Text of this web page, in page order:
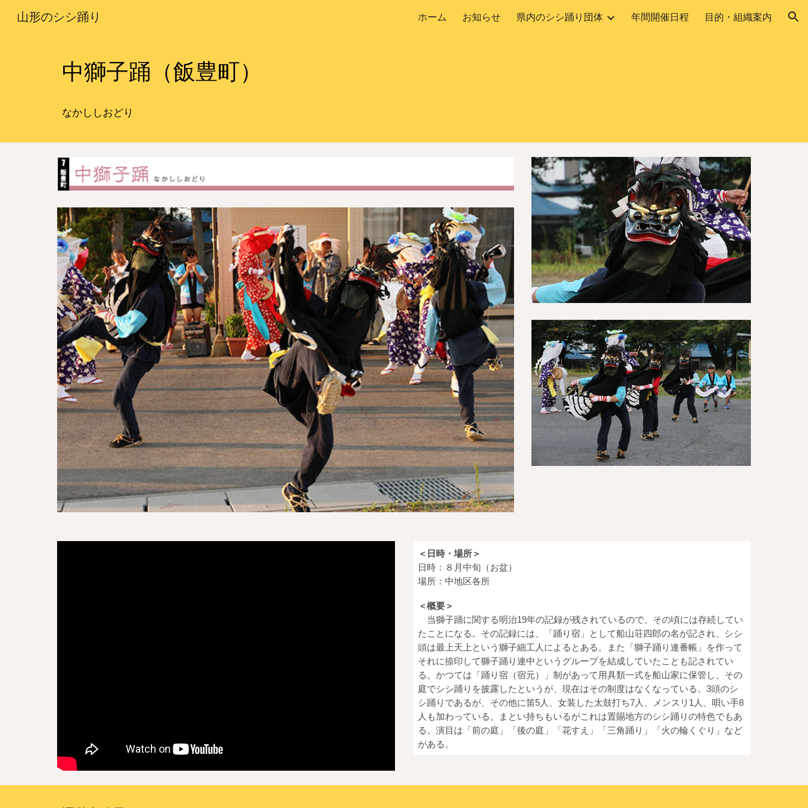
Skip to navigation
山形のシシ踊り ホーム お知らせ 県内のシシ踊り団体 年間開催日程 目的・組織案内
中獅子踊（飯豊町）
なかししおどり
＜日時・場所＞
日時： ８月中旬（お盆）
場所： 中地区各所
＜概要＞
当獅子踊に関する明治19年の記録が残されているので、その頃には存続してい
たことになる。その記録には、「踊り宿」として船山荘四郎の名が記され、シシ
頭は最上天上という獅子細工人によるとある。また「獅子踊り連番帳」を作って
それに捺印して獅子踊り連中というグループを結成していたことも記されてい
る。かつては「踊り宿（宿元）」制があって用具類一式を船山家に保管し、その
庭でシシ踊りを披露したというが、現在はその制度はなくなっている。3頭のシ
シ踊りであるが、その他に笛5人、女装した太鼓打ち7人、メンスリ1人、唄い手8
人も加わっている。まとい持ちもいるがこれは置賜地方のシシ踊りの特色でもあ
る。演目は「前の庭」「後の庭」「花すえ」「三角踊り」「火の輪くぐり」など
がある。